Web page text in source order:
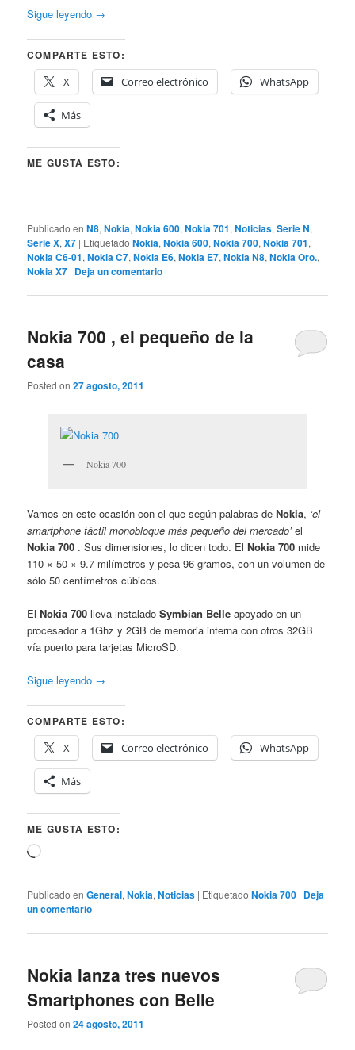
Sigue leyendo →
COMPARTE ESTO:
X
Correo electrónico WhatsApp
Más
ME GUSTA ESTO:
Publicado en N8,Nokia,Nokia 600,Nokia 701,Noticias,Serie N,
Serie X,X7 | Etiquetado Nokia,Nokia 600,Nokia 700,Nokia 701,
Nokia C6-01,Nokia C7,Nokia E6,Nokia E7,Nokia N8,Nokia Oro.,
Nokia X7 | Deja un comentario
Nokia 700 , el pequeño de la
casa
Posted on27 agosto, 2011
Nokia 700
Vamos en este ocasión con el que según palabras deNokia, ‘el
smartphone táctil monobloque más pequeño del mercado’el
Nokia 700 . Sus dimensiones, lo dicen todo. El Nokia 700 mide
110 × 50 × 9.7 milímetros y pesa 96 gramos, con un volumen de
sólo 50 centímetros cúbicos.
ElNokia 700 lleva instaladoSymbian Belle apoyado en un
procesador a 1Ghz y 2GB de memoria interna con otros 32GB
vía puerto para tarjetas MicroSD.
Sigue leyendo →
COMPARTE ESTO:
X
Correo electrónico WhatsApp
Más
ME GUSTA ESTO:
Cargando...
Publicado en General,Nokia,Noticias | Etiquetado Nokia 700 | Deja
un comentario
Nokia lanza tres nuevos
Smartphones con Belle
Posted on24 agosto, 2011